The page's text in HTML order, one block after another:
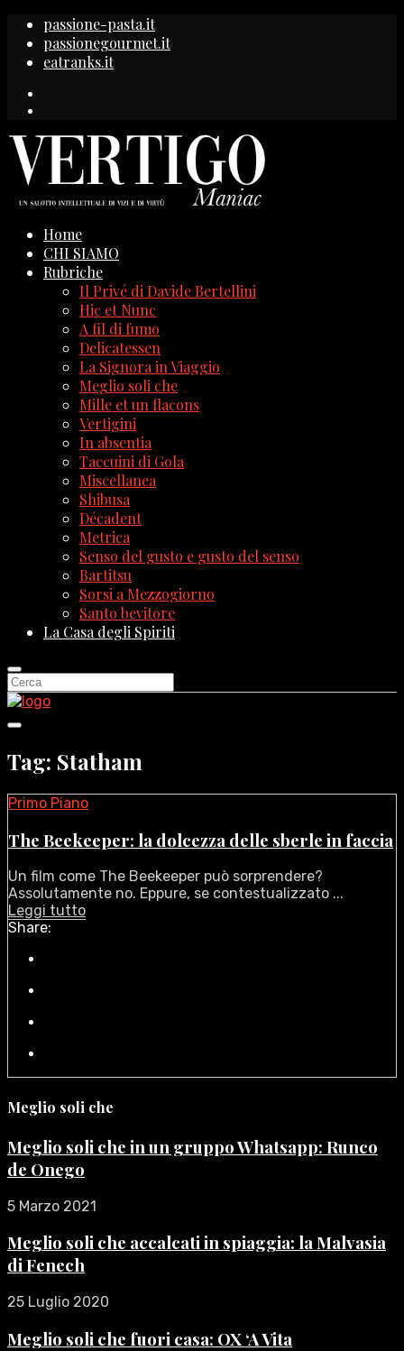
passione-pasta.it
passionegourmet.it
eatranks.it
Home
CHI SIAMO
Rubriche
Il Privé di Davide Bertellini
Hic et Nunc
A fil di fumo
Delicatessen
La Signora in Viaggio
Meglio soli che
Mille et un flacons
Vertigini
In absentia
Taccuini di Gola
Miscellanea
Shibusa
Décadent
Metrica
Senso del gusto e gusto del senso
Bartitsu
Sorsi a Mezzogiorno
Santo bevitore
La Casa degli Spiriti
Tag: Statham
Primo Piano
The Beekeeper: la dolcezza delle sberle in faccia
Un film come The Beekeeper può sorprendere?
Assolutamente no. Eppure, se contestualizzato ...
Leggi tutto
Share:
Meglio soli che
Meglio soli che in un gruppo Whatsapp: Runco
de Onego
5 Marzo 2021
Meglio soli che accalcati in spiaggia: la Malvasia
di Fenech
25 Luglio 2020
Meglio soli che fuori casa: OX ‘A Vita